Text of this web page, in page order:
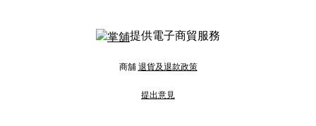
提供電子商貿服務
商舖 退貨及退款政策
提出意見